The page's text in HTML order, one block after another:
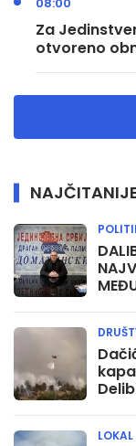
Za
otvoreno
LOKAL